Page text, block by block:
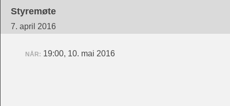
content
Styremøte
7. april 2016
NÅR: 19:00, 10. mai 2016